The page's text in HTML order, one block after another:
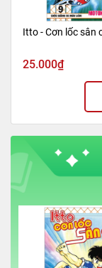
Itto - Cơn lốc sân
25.000₫